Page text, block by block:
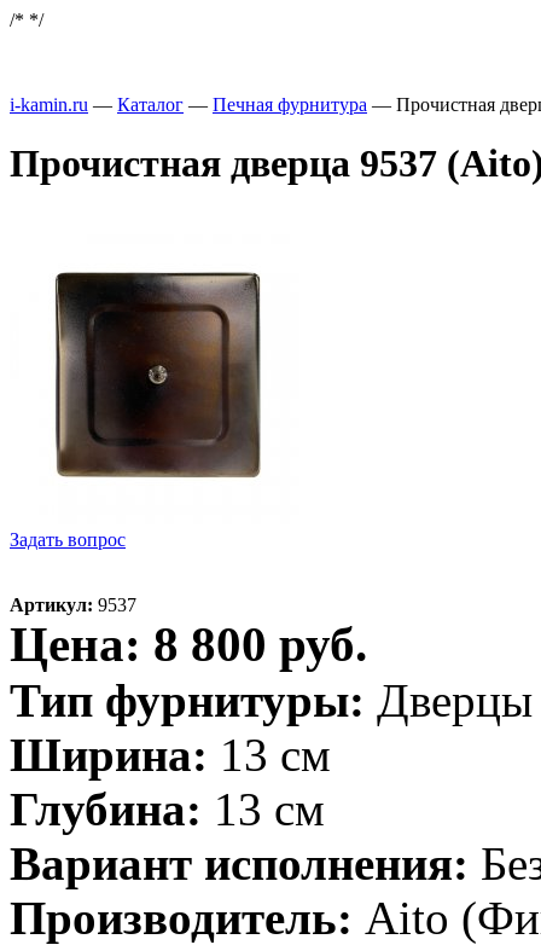
/* */
i-kamin.ru — Каталог — Печная фурнитура — Прочистная
Прочистная дверца 9537
Задать вопрос
Артикул: 9537
Цена: 8 800 руб.
Тип фурнитуры: Дверцы
Ширина: 13 см
Глубина: 13 см
Вариант исполнения:
Производитель: Aito